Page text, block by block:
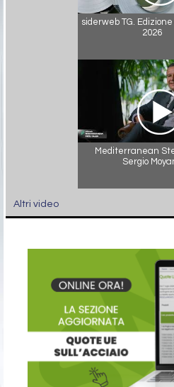
siderweb TG.
2026
Mediterranean
Sergio
Altri video